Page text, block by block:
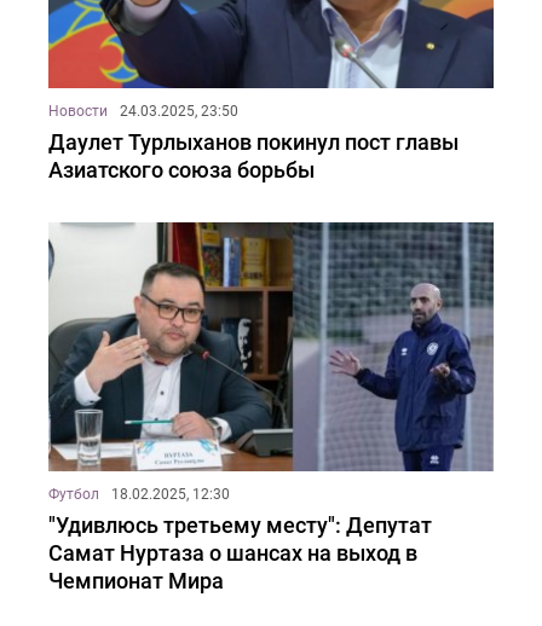
Новости 24.03.2025, 23:50
Даулет Турлыханов покинул пост главы
Азиатского союза борьбы
Футбол 18.02.2025, 12:30
"Удивлюсь третьему месту": Депутат
Самат Нуртаза о шансах на выход в
Чемпионат Мира